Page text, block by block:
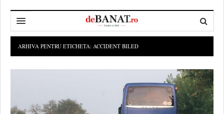
POLITICA DE COOKIES
CONSILIUL JUDEŢEAN TIMIŞ
POLITICA
SPORT
ARHIVA PENTRU ETICHETA: ACCIDENT BILED